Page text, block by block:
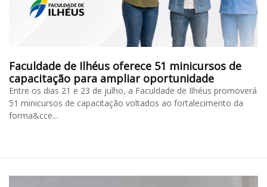
Faculdade de Ilhéus oferece 51 minicursos de
capacitação para ampliar oportunidade
Entre os dias 21 e 23 de julho, a Faculdade de Ilhéus promoverá
51 minicursos de capacitação voltados ao fortalecimento da
forma&cce...